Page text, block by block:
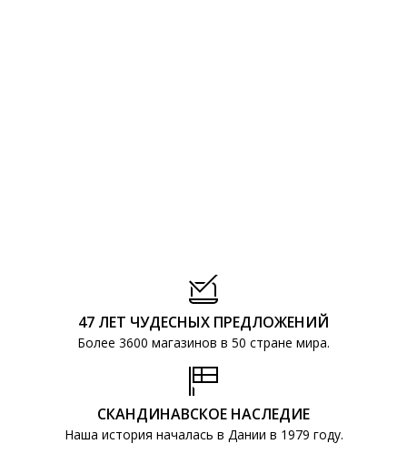
47 ЛЕТ ЧУДЕСНЫХ ПРЕДЛОЖЕНИЙ
Более 3600 магазинов в 50 стране мира.
СКАНДИНАВСКОЕ НАСЛЕДИЕ
Наша история началась в Дании в 1979 году.